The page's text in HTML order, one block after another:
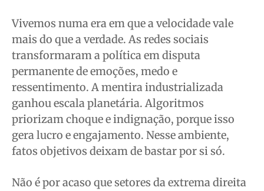
Vivemos numa era em que a velocidade vale
mais do que a verdade. As redes sociais
transformaram a política em disputa
permanente de emoções, medo e
ressentimento. A mentira industrializada
ganhou escala planetária. Algoritmos
priorizam choque e indignação, porque isso
gera lucro e engajamento. Nesse ambiente,
fatos objetivos deixam de bastar por si só.
Não é por acaso que setores da extrema direita